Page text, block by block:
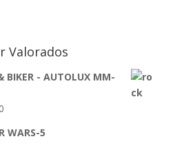
Valorados
BIKER - AUTOLUX MM-
WARS-5